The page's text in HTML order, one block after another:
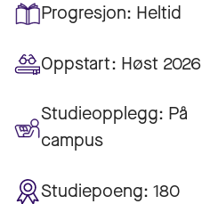
Progresjon: Heltid
Oppstart: Høst 2026
Studieopplegg: På
campus
Studiepoeng: 180